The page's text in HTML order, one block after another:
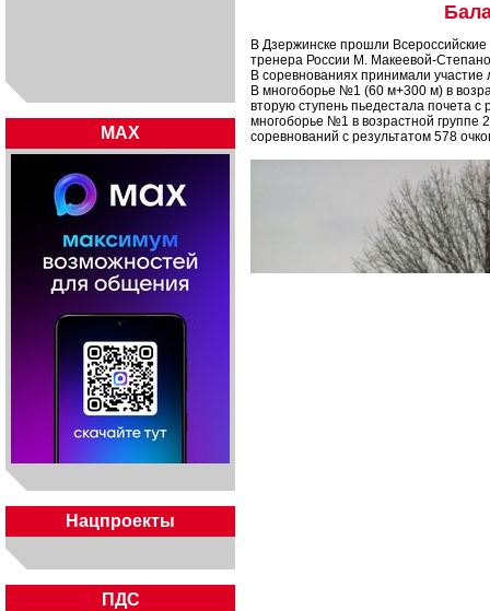
MAX
Нацпроекты
ПДС
В Дзержинске прошли
тренера России М. Макеевой-
В соревнованиях принимали
В многоборье №1 (60 м+300 м) в
вторую ступень пьедестала почета с
многоборье №1 в возрастной группе
соревнований с результатом 578